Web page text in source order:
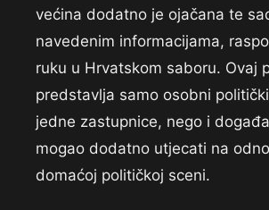
većina dodatno je ojačana te
navedenim informacijama,
ruku u Hrvatskom saboru. Ovaj
predstavlja samo osobni
jedne zastupnice, nego i
mogao dodatno utjecati na
domaćoj političkoj sceni.